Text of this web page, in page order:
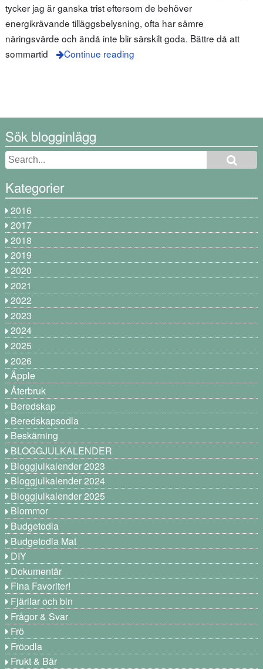
tycker jag är ganska trist eftersom de behöver
energikrävande tilläggsbelysning, ofta har sämre
näringsvärde och ändå inte blir särskilt goda. Bättre då att
sommartid
Continue reading
Sök blogginlägg
Kategorier
2016
2017
2018
2019
2020
2021
2022
2023
2024
2025
2026
Äpple
Återbruk
Beredskap
Beredskapsodla
Beskärning
BLOGGJULKALENDER
Bloggjulkalender 2023
Bloggjulkalender 2024
Bloggjulkalender 2025
Blommor
Budgetodla
Budgetodla Mat
DIY
Dokumentär
Fina Favoriter!
Fjärilar och bin
Frågor & Svar
Frö
Fröodla
Frukt & Bär